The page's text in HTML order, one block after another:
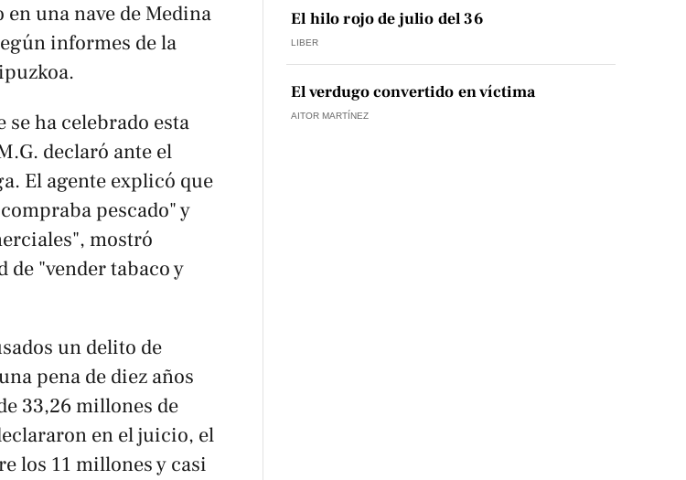
una nave de Medina
informes de la
.
ha celebrado esta
declaró ante el
El agente explicó que
pescado" y
mostró
"vender tabaco y
un delito de
pena de diez años
33,26 millones de
en el juicio, el
los 11 millones y casi
El hilo rojo de julio del 36
LIBER
El verdugo convertido en víctima
AITOR MARTÍNEZ